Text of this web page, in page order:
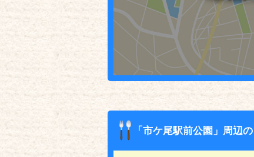
「市ケ尾駅前公園」周辺の